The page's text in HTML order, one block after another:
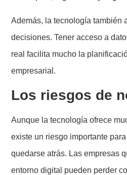
Además, la tecnología también
decisiones. Tener acceso a
real facilita mucho la
empresarial.
Los riesgos de
Aunque la tecnología ofrece
existe un riesgo importante
quedarse atrás. Las empresas
entorno digital pueden perder